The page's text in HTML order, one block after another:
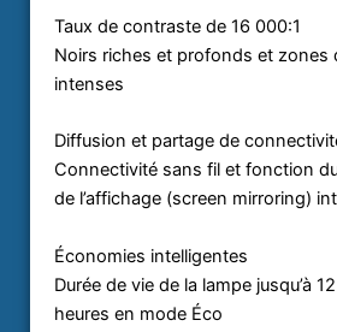
Taux de contraste de 16 000:1
Noirs riches et profonds et zones
intenses
Diffusion et partage de
Connectivité sans fil et fonction
de l’affichage (screen mirroring)
Économies intelligentes
Durée de vie de la lampe jusqu’à
heures en mode Éco